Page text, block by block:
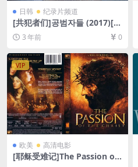
日韩 纪录片频道
[共犯者们]공범자들 (2017)[百
度网盘+夸克网盘1080P超清
未删减资源][网盘在线播放/下
载][MKV/2.3GB][中文字幕]
3 年前 0
VIP
欧美 高清电影
[耶稣受难记]The Passion of